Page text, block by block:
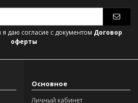
даю согласие с документом Договор
оферты
Основное
Личный кабинет